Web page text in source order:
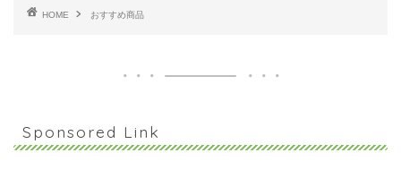
HOME おすすめ商品
Sponsored Link